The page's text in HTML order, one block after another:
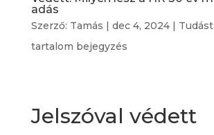
adás
Szerző: Tamás | dec 4, 2024|
tartalom bejegyzés
Jelszóval védett